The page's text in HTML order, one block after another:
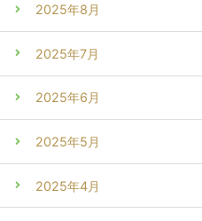
2025年8月
2025年7月
2025年6月
2025年5月
2025年4月